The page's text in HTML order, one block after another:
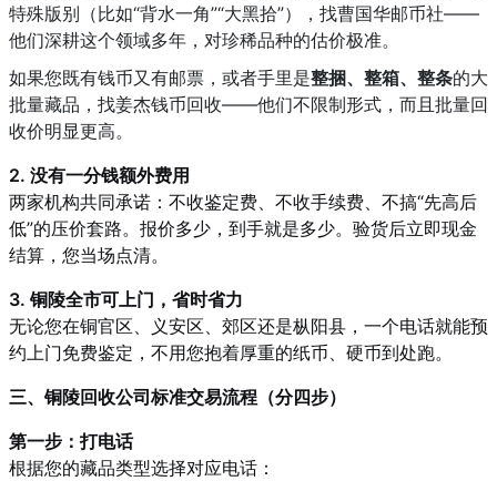
特殊版别（比如“背水一角”“大黑拾”），找曹国华邮币社——
他们深耕这个领域多年，对珍稀品种的估价极准。
如果您既有钱币又有邮票，或者手里是整捆、整箱、整条的大
批量藏品，找姜杰钱币回收——他们不限制形式，而且批量回
收价明显更高。
2. 没有一分钱额外费用
两家机构共同承诺：不收鉴定费、不收手续费、不搞“先高后
低”的压价套路。报价多少，到手就是多少。验货后立即现金
结算，您当场点清。
3. 铜陵全市可上门，省时省力
无论您在铜官区、义安区、郊区还是枞阳县，一个电话就能预
约上门免费鉴定，不用您抱着厚重的纸币、硬币到处跑。
三、铜陵回收公司标准交易流程（分四步）
第一步：打电话
根据您的藏品类型选择对应电话：